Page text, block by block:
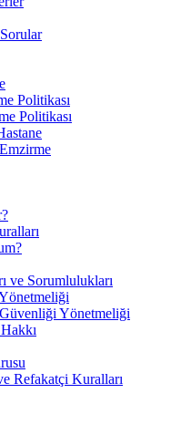
Politikası
Politikası
ve Sorumlulukları
Güvenliği Yönetmeliği
Refakatçi Kuralları